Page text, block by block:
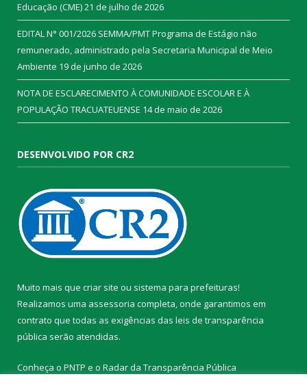
Educação (CME)21 de julho de 2026
EDITAL N° 001/2026 SEMMA/PMT Programa de Estágio não
remunerado, administrado pela Secretaria Municipal de Meio
Ambiente 19 de junho de 2026
NOTA DE ESCLARECIMENTO À COMUNIDADE ESCOLAR E À
POPULAÇÃO TRACUATEUENSE 14 de maio de 2026
DESENVOLVIDO POR CR2
Muito mais que criar site ou sistema para prefeituras!
Realizamos uma assessoria completa, onde garantimos em
contrato que todas as exigências das leis de transparência
pública serão atendidas.
Conheça o PNTP e o Radar da Transparência Pública